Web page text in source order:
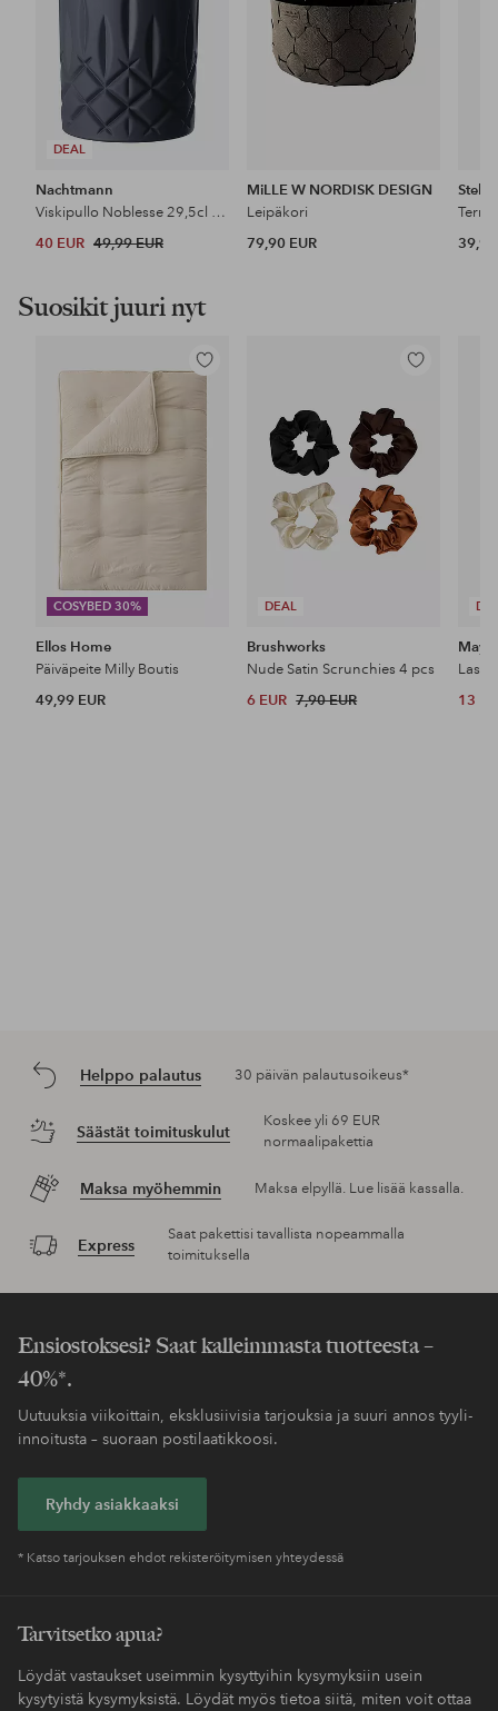
DEAL
Nachtmann
Viskipullo Noblesse 29,5cl 2-pack.
40 EUR 49,99 EUR
MiLLE W NORDISK DESIGN
Leipäkori
79,90 EUR
39,95
Suosikit juuri nyt
COSYBED 30%
Lisää
Ellos Home
Päiväpeite Milly Boutis
49,99 EUR
DEAL
Lisää
Brushworks
Nude Satin Scrunchies 4 pcs
6 EUR 7,90 EUR 13
Helppo palautus 30 päivän palautusoikeus*
Säästät toimituskulut
Koskee yli 69 EUR
normaalipakettia
Maksa myöhemmin Maksa elpyllä. Lue lisää kassalla.
Express
Saat pakettisi tavallista nopeammalla
toimituksella
Ensiostoksesi? Saat kalleimmasta tuotteesta –
40%*.
Uutuuksia viikoittain, eksklusiivisia tarjouksia ja suuri annos tyyli-
innoitusta – suoraan postilaatikkoosi.
Ryhdy asiakkaaksi
* Katso tarjouksen ehdot rekisteröitymisen yhteydessä
Tarvitsetko apua?
Löydät vastaukset useimmin kysyttyihin kysymyksiin usein
kysytyistä kysymyksistä. Löydät myös tietoa siitä, miten voit ottaa